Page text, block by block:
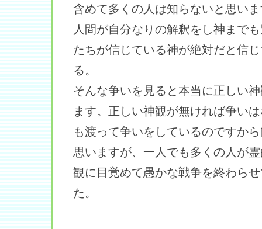
含めて多くの人は知らないと思い
人間が自分なりの解釈をし神まで
たちが信じている神が絶対だと信
る。
そんな争いを見ると本当に正しい
ます。正しい神観が無ければ争い
も渡って争いをしているのですか
思いますが、一人でも多くの人が
観に目覚めて愚かな戦争を終わら
た。